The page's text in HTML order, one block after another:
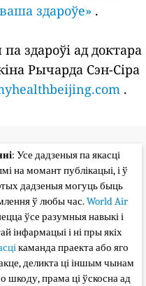
здароўе» .
здароўі ад доктара
Рычарда Сэн-Сіра
.
: Усе дадзеныя па якасці
на момант публікацыі, і ў
дадзеныя могуць быць
ў любы час.World Air
ўсе разумныя навыкі і
інфармацыі і ні пры якіх
каманда праекта або яго
деликта ці іншым чынам
шкоду, прама ці ўскосна ад